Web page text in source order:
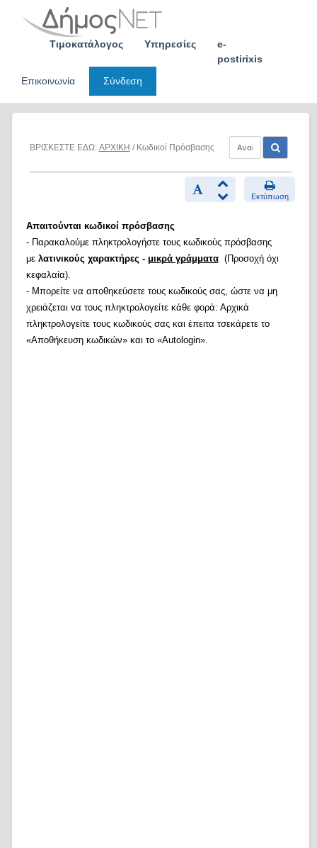
Τιμοκατάλογος Υπηρεσίες
e-
postirixis
Επικοινωνία
Σύνδεση
ΒΡΙΣΚΕΣΤΕ ΕΔΩ: ΑΡΧΙΚΗ / Κωδικοί Πρόσβασης
Εκτύπωση
Απαιτούνται κωδικοί πρόσβασης
- Παρακαλούμε πληκτρολογήστε τους κωδικούς πρόσβασης
με λατινικούς χαρακτήρες - μικρά γράμματα(Προσοχή όχι
κεφαλαία).
- Μπορείτε να αποθηκεύσετε τους κωδικούς σας, ώστε να μη
χρειάζεται να τους πληκτρολογείτε κάθε φορά: Αρχικά
πληκτρολογείτε τους κωδικούς σας και έπειτα τσεκάρετε το
«Αποθήκευση κωδικών» και το «Autologin».